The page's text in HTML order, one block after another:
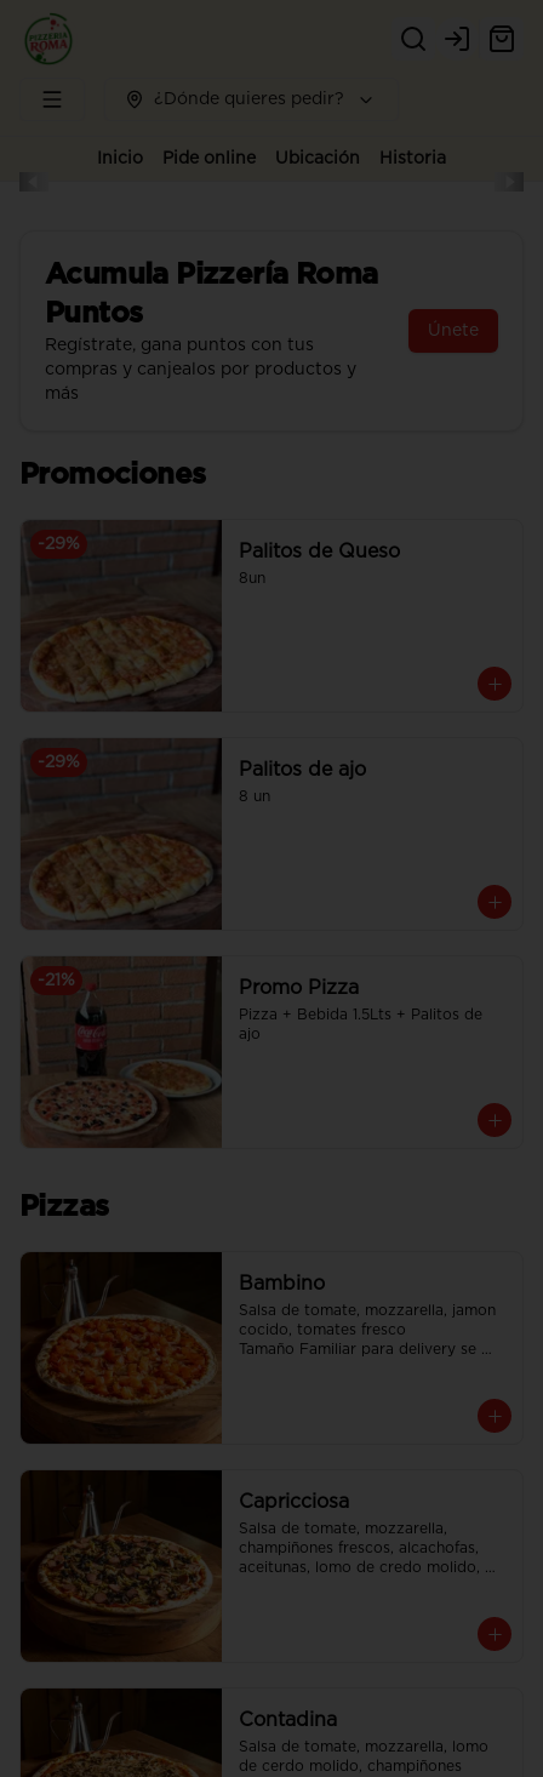
Login
¿Dónde quieres pedir?
Inicio Pide online Ubicación Historia
Acumula Pizzería Roma
Puntos
Regístrate, gana puntos con tus
compras y canjealos por productos y
más
Únete
Promociones
-29% Palitos de Queso
8un
-29% Palitos de ajo
8 un
-21 % Promo Pizza
Pizza + Bebida 1.5Lts + Palitos de
ajo
Pizzas
Bambino
Salsa de tomate, mozzarella, jamon
cocido, tomates fresco
Tamaño Familiar para delivery se
Capricciosa
Salsa de tomate, mozzarella,
champiñones frescos, alcachofas,
aceitunas, lomo de credo molido,
Contadina
Salsa de tomate, mozzarella, lomo
de cerdo molido, champiñones